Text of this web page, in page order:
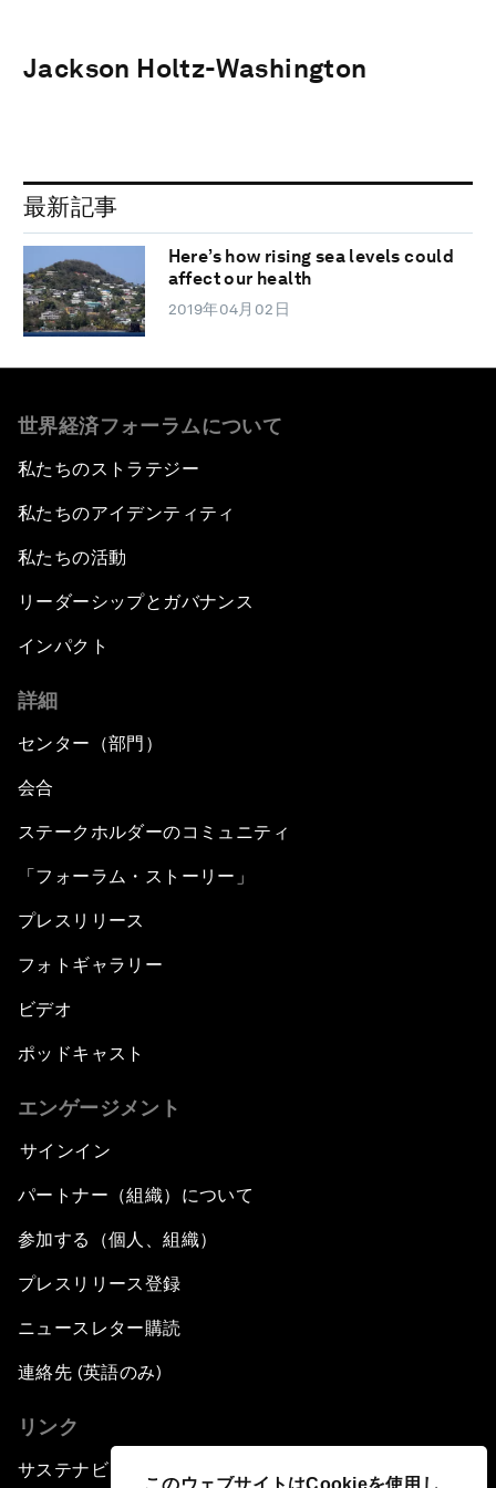
このウェブサイトはCookieを使用し
Jackson Holtz-Washington
最新記事
Here’s how rising sea levels could
affect our health
2019年04月02日
世界経済フォーラムについて
私たちのストラテジー
私たちのアイデンティティ
私たちの活動
リーダーシップとガバナンス
インパクト
詳細
センター（部門）
会合
ステークホルダーのコミュニティ
「フォーラム・ストーリー」
プレスリリース
フォトギャラリー
ビデオ
ポッドキャスト
エンゲージメント
サインイン
パートナー（組織）について
参加する（個人、組織）
プレスリリース登録
ニュースレター購読
連絡先 (英語のみ)
リンク
サステナビリティへの取り組み